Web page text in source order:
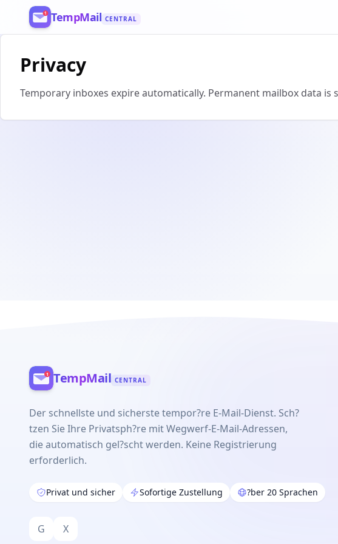
TempMail CENTRAL
Register
Privacy
Temporary inboxes expire automatically. Permanent mailbox data is
TempMail CENTRAL
Der schnellste und sicherste tempor?re E-Mail-Dienst. Sch?
tzen Sie Ihre Privatsph?re mit Wegwerf-E-Mail-Adressen,
die automatisch gel?scht werden. Keine Registrierung
erforderlich.
Privat und sicher Sofortige Zustellung ?ber 20 Sprachen
G X